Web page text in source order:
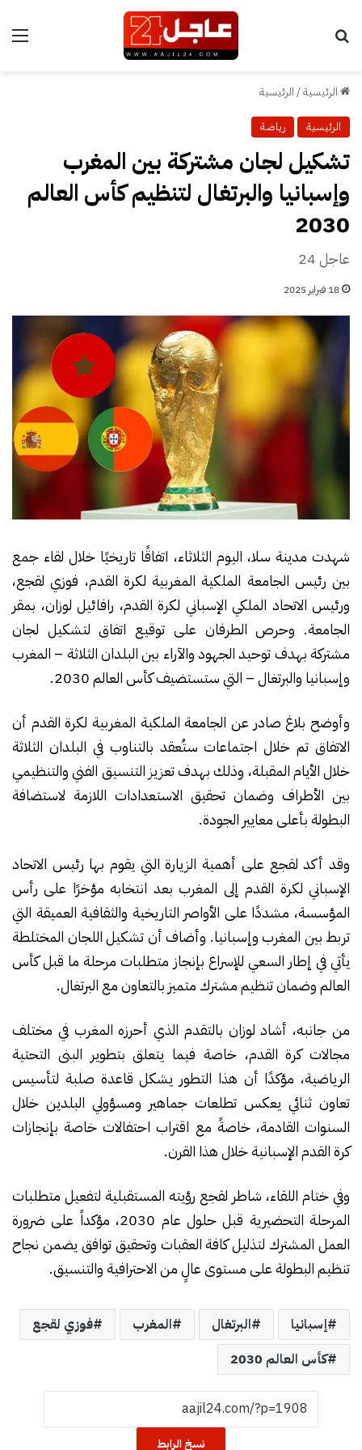
الرئيسية/ الرئيسية
الرئيسية رياضة
تشكيل لجان مشتركة بين المغرب
وإسبانيا والبرتغال لتنظيم كأس العالم
2030
عاجل 24
18 فبراير 2025
شهدت مدينة سلا، اليوم الثلاثاء، اتفاقًا تاريخيًا خلال لقاء جمع
بين رئيس الجامعة الملكية المغربية لكرة القدم، فوزي لقجع،
ورئيس الاتحاد الملكي الإسباني لكرة القدم، رافائيل لوزان، بمقر
الجامعة. وحرص الطرفان على توقيع اتفاق لتشكيل لجان
مشتركة بهدف توحيد الجهود والآراء بين البلدان الثلاثة – المغرب
وإسبانيا والبرتغال – التي ستستضيف كأس العالم 2030.
وأوضح بلاغ صادر عن الجامعة الملكية المغربية لكرة القدم أن
الاتفاق تم خلال اجتماعات ستُعقد بالتناوب في البلدان الثلاثة
خلال الأيام المقبلة، وذلك بهدف تعزيز التنسيق الفني والتنظيمي
بين الأطراف وضمان تحقيق الاستعدادات اللازمة لاستضافة
البطولة بأعلى معايير الجودة.
وقد أكد لقجع على أهمية الزيارة التي يقوم بها رئيس الاتحاد
الإسباني لكرة القدم إلى المغرب بعد انتخابه مؤخرًا على رأس
المؤسسة، مشددًا على الأواصر التاريخية والثقافية العميقة التي
تربط بين المغرب وإسبانيا. وأضاف أن تشكيل اللجان المختلطة
يأتي في إطار السعي للإسراع بإنجاز متطلبات مرحلة ما قبل كأس
العالم وضمان تنظيم مشترك متميز بالتعاون مع البرتغال.
من جانبه، أشاد لوزان بالتقدم الذي أحرزه المغرب في مختلف
مجالات كرة القدم، خاصة فيما يتعلق بتطوير البنى التحتية
الرياضية، مؤكدًا أن هذا التطور يشكل قاعدة صلبة لتأسيس
تعاون ثنائي يعكس تطلعات جماهير ومسؤولي البلدين خلال
السنوات القادمة، خاصةً مع اقتراب احتفالات خاصة بإنجازات
كرة القدم الإسبانية خلال هذا القرن.
وفي ختام اللقاء، شاطر لقجع رؤيته المستقبلية لتفعيل متطلبات
المرحلة التحضيرية قبل حلول عام 2030، مؤكداً على ضرورة
العمل المشترك لتذليل كافة العقبات وتحقيق توافق يضمن نجاح
تنظيم البطولة على مستوى عالٍ من الاحترافية والتنسيق.
إسبانيا البرتغال المغرب
فوزي لقجع
كأس العالم 2030
نسخ الرابط